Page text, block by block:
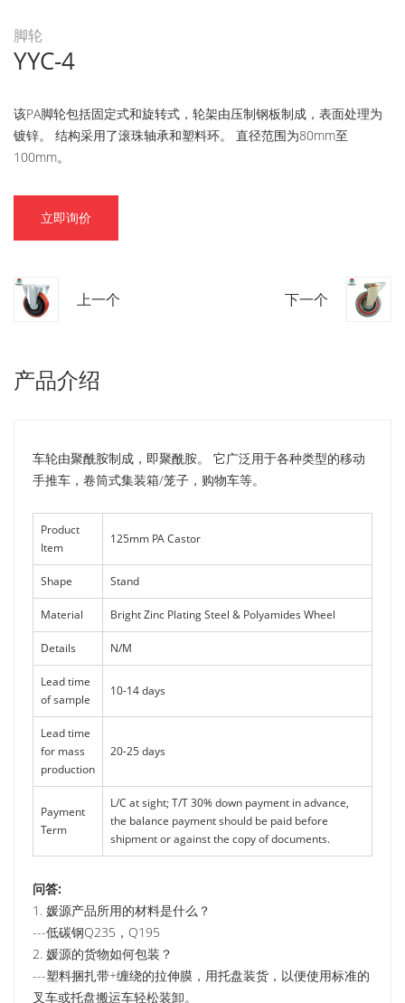
脚轮
YYC-4
该PA脚轮包括固定式和旋转式，轮架由压制钢板制成，表面处理为
镀锌。 结构采用了滚珠轴承和塑料环。 直径范围为80mm至
100mm。
立即询价
上一个 下一个
产品介绍
车轮由聚酰胺制成，即聚酰胺。 它广泛用于各种类型的移动
手推车，卷筒式集装箱/笼子，购物车等。
Product
Item
125mm PA Castor
Shape Stand
Material Bright Zinc Plating Steel & Polyamides Wheel
Details N/M
Lead time
of sample
10-14 days
Lead time
for mass
production
20-25 days
Payment
Term
L/C at sight; T/T 30% down payment in advance,
the balance payment should be paid before
shipment or against the copy of documents.
问答:
1. 媛源产品所用的材料是什么？
---低碳钢Q235，Q195
2. 媛源的货物如何包装？
---塑料捆扎带+缠绕的拉伸膜，用托盘装货，以便使用标准的
叉车或托盘搬运车轻松装卸。